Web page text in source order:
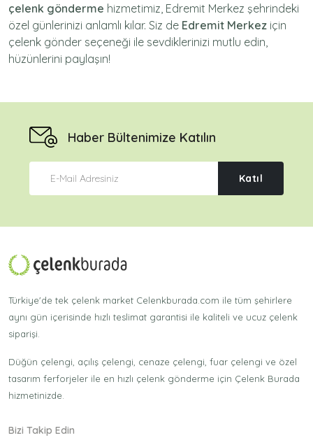
çelenk gönderme hizmetimiz, Edremit Merkez şehrindeki
özel günlerinizi anlamlı kılar. Siz de Edremit Merkez için
çelenk gönder seçeneği ile sevdiklerinizi mutlu edin,
hüzünlerini paylaşın!
Haber Bültenimize Katılın
Katıl
Türkiye'de tek çelenk market Celenkburada.com ile tüm şehirlere
aynı gün içerisinde hızlı teslimat garantisi ile kaliteli ve ucuz çelenk
siparişi.
Düğün çelengi, açılış çelengi, cenaze çelengi, fuar çelengi ve özel
tasarım ferforjeler ile en hızlı çelenk gönderme için Çelenk Burada
hizmetinizde.
Bizi Takip Edin